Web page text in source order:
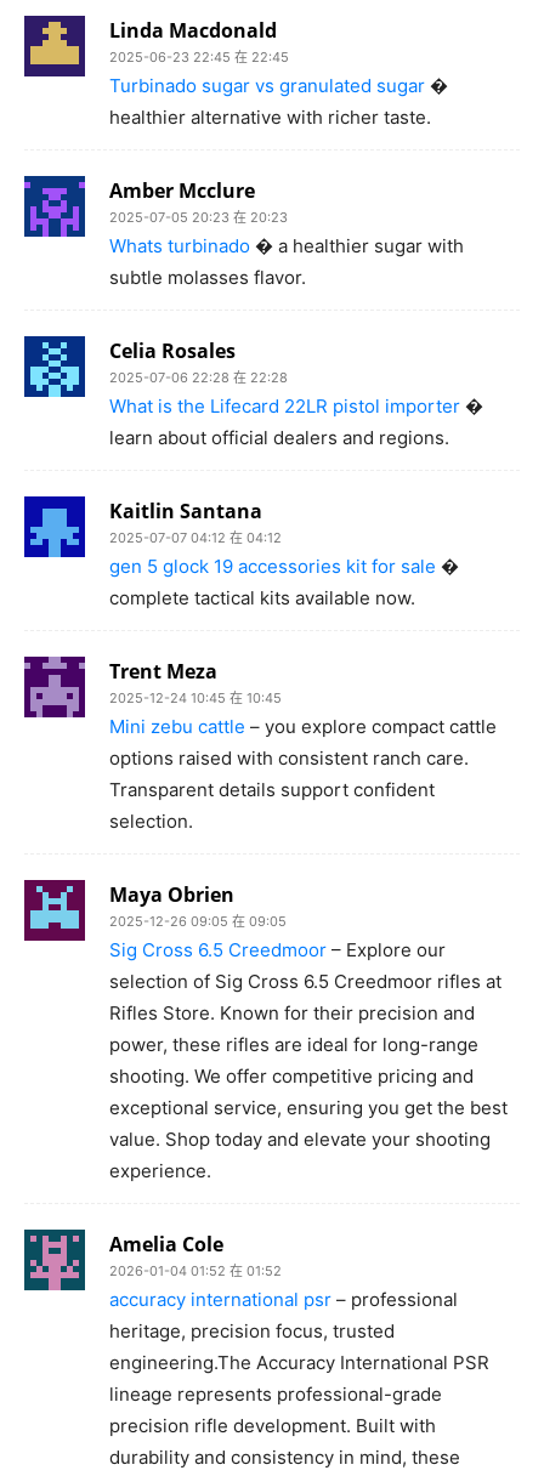
Linda Macdonald
2025-06-23 22:45 在 22:45
Turbinado sugar vs granulated sugar �
healthier alternative with richer taste.
Amber Mcclure
2025-07-05 20:23 在 20:23
Whats turbinado � a healthier sugar with
subtle molasses flavor.
Celia Rosales
2025-07-06 22:28 在 22:28
What is the Lifecard 22LR pistol importer �
learn about official dealers and regions.
Kaitlin Santana
2025-07-07 04:12 在 04:12
gen 5 glock 19 accessories kit for sale �
complete tactical kits available now.
Trent Meza
2025-12-24 10:45 在 10:45
Mini zebu cattle – you explore compact cattle
options raised with consistent ranch care.
Transparent details support confident
selection.
Maya Obrien
2025-12-26 09:05 在 09:05
Sig Cross 6.5 Creedmoor – Explore our
selection of Sig Cross 6.5 Creedmoor rifles at
Rifles Store. Known for their precision and
power, these rifles are ideal for long-range
shooting. We offer competitive pricing and
exceptional service, ensuring you get the best
value. Shop today and elevate your shooting
experience.
Amelia Cole
2026-01-04 01:52 在 01:52
accuracy international psr – professional
heritage, precision focus, trusted
engineering.The Accuracy International PSR
lineage represents professional-grade
precision rifle development. Built with
durability and consistency in mind, these